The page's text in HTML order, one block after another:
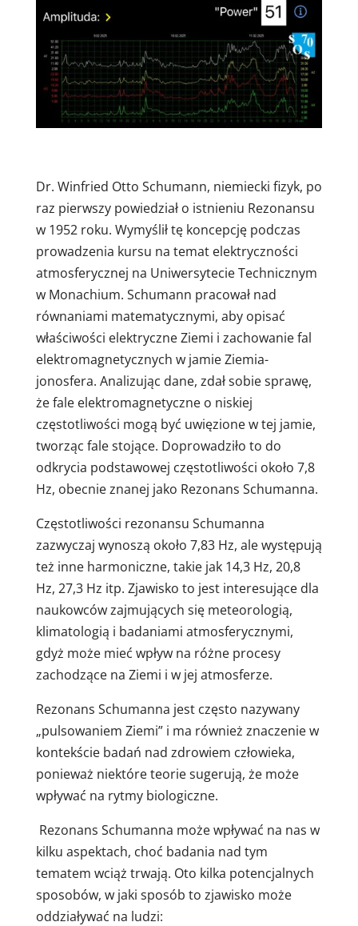
Dr. Winfried Otto Schumann, niemiecki fizyk, po
raz pierwszy powiedział o istnieniu Rezonansu
w 1952 roku. Wymyślił tę koncepcję podczas
prowadzenia kursu na temat elektryczności
atmosferycznej na Uniwersytecie Technicznym
w Monachium. Schumann pracował nad
równaniami matematycznymi, aby opisać
właściwości elektryczne Ziemi i zachowanie fal
elektromagnetycznych w jamie Ziemia-
jonosfera. Analizując dane, zdał sobie sprawę,
że fale elektromagnetyczne o niskiej
częstotliwości mogą być uwięzione w tej jamie,
tworząc fale stojące. Doprowadziło to do
odkrycia podstawowej częstotliwości około 7,8
Hz, obecnie znanej jako Rezonans Schumanna.
Częstotliwości rezonansu Schumanna
zazwyczaj wynoszą około 7,83 Hz, ale występują
też inne harmoniczne, takie jak 14,3 Hz, 20,8
Hz, 27,3 Hz itp. Zjawisko to jest interesujące dla
naukowców zajmujących się meteorologią,
klimatologią i badaniami atmosferycznymi,
gdyż może mieć wpływ na różne procesy
zachodzące na Ziemi i w jej atmosferze.
Rezonans Schumanna jest często nazywany
„pulsowaniem Ziemi” i ma również znaczenie w
kontekście badań nad zdrowiem człowieka,
ponieważ niektóre teorie sugerują, że może
wpływać na rytmy biologiczne.
Rezonans Schumanna może wpływać na nas w
kilku aspektach, choć badania nad tym
tematem wciąż trwają. Oto kilka potencjalnych
sposobów, w jaki sposób to zjawisko może
oddziaływać na ludzi: